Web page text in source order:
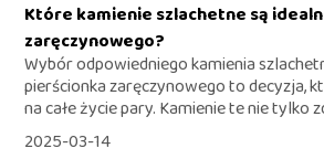
Które kamienie szlachetne są
zaręczynowego?
Wybór odpowiedniego kamienia
pierścionka zaręczynowego to decyzja,
na całe życie pary. Kamienie te nie tylko
2025-03-14